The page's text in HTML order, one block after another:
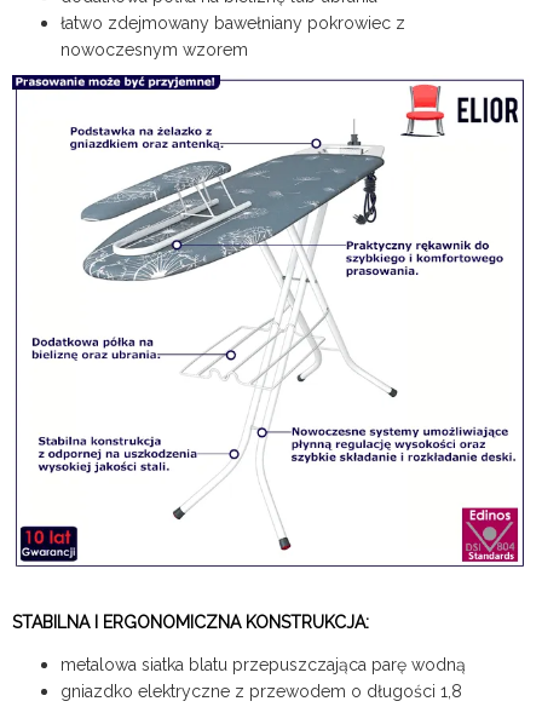
łatwo zdejmowany bawełniany pokrowiec z
nowoczesnym wzorem
STABILNA I ERGONOMICZNA KONSTRUKCJA:
metalowa siatka blatu przepuszczająca parę wodną
gniazdko elektryczne z przewodem o długości 1,8